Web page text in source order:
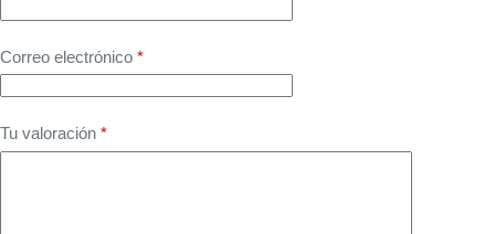
Correo electrónico *
Tu valoración *